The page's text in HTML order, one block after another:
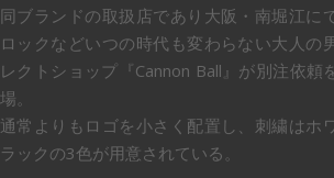
同ブランドの取扱店であり大阪・南堀江に
ロックなどいつの時代も変わらない大人の
レクトショップ『Cannon Ball』が別注依頼
場。
通常よりもロゴを小さく配置し、刺繍はホ
ラックの3色が用意されている。